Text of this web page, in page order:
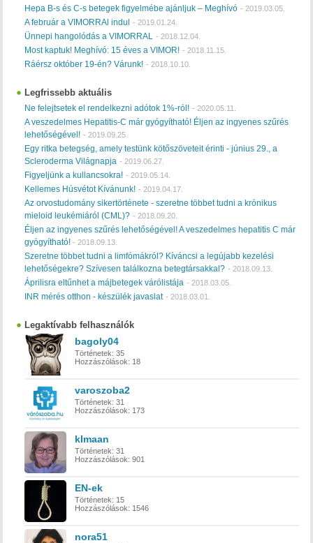
Hepa B-s és C-s betegek figyelmébe ajánljuk – Meghívó - 2019.03.05.
A február a VIMORRAl indul - 2019.01.24.
Ünnepi hangolódás a VIMORRAL - 2018.12.04.
Most kaptuk! Meghívó: 15 éves a VIMOR! - 2018.11.15.
Ráérsz október 19-én? Várunk! - 2018.10.10.
Legfrissebb aktuális
Ne felejtsetek el rendelkezni adótok 1%-ról! - 2020.05.11.
A veszedelmes Hepatitis-C már gyógyítható! Éljen az ingyenes szűrés
lehetőségével! - 2019.09.25.
Egy ritka betegség, amely testünk kötőszöveteit érinti - június 29., a
Scleroderma Világnapja - 2019.06.27.
Figyeljünk a kullancsokra! - 2019.05.14.
Kellemes Húsvétot Kívánunk! - 2019.04.17.
Az orvostudomány sikertörténete - szeretne többet tudni a krónikus
mieloid leukémiáról (CML)? - 2018.09.20.
Éljen az ingyenes szűrés lehetőségével! A veszedelmes hepatitis C már
gyógyítható!- 2018.09.13.
Szeretne többet tudni a limfómákról? Kíváncsi a legújabb kezelési
lehetőségekre? Szívesen találkozna betegtársakkal? - 2018.09.13.
Áprilisra eltűnhet a májbetegek várólistája - 2018.03.05.
INR mérés otthon - készülék javaslat - 2018.03.01.
Legaktívabb felhasználók
bagoly04
Történetek: 35
Hozzászólások: 18
varoszoba2
Történetek: 31
Hozzászólások: 173
klmaan
Történetek: 31
Hozzászólások: 901
EN-ek
Történetek: 15
Hozzászólások: 1546
nora51